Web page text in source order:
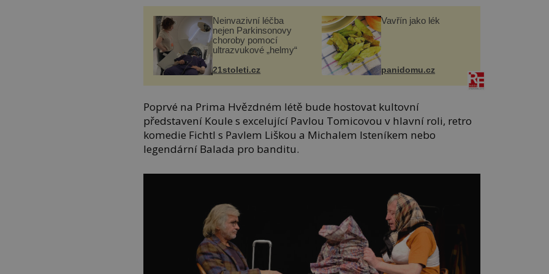
Neinvazivní léčba
nejen Parkinsonovy
choroby pomocí
ultrazvukové „helmy“
21stoleti.cz
Vavřín jako lék
panidomu.cz
Poprvé na Prima Hvězdném létě bude hostovat kultovní
představení Koule s excelující Pavlou Tomicovou v hlavní roli, retro
komedie Fichtl s Pavlem Liškou a Michalem Isteníkem nebo
legendární Balada pro banditu.